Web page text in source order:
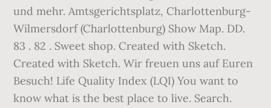
und mehr. Amtsgerichtsplatz, Charlottenburg-
Wilmersdorf (Charlottenburg) Show Map. DD.
83 . 82 . Sweet shop. Created with Sketch.
Created with Sketch. Wir freuen uns auf Euren
Besuch! Life Quality Index (LQI) You want to
know what is the best place to live. Search.